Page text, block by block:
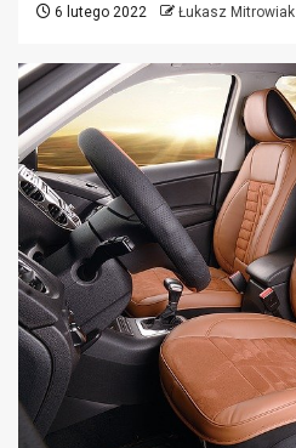
6 lutego 2022 Łukasz Mitrowiak